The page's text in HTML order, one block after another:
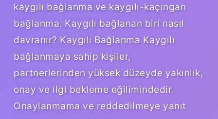
kaygılı bağlanma ve kaygılı-kaçıngan
bağlanma. Kaygılı bağlanan biri nasıl
davranır? Kaygılı Bağlanma Kaygılı
bağlanmaya sahip kişiler,
partnerlerinden yüksek düzeyde yakınlık,
onay ve ilgi bekleme eğilimindedir.
Onaylanmama ve reddedilmeye yanıt